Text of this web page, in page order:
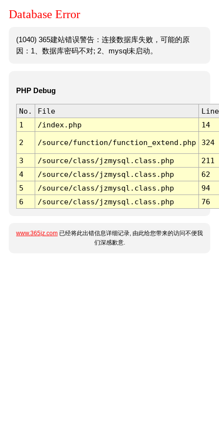
Database Error
(1040) 365建站错误警告：连接数据库失败，可能的原
因：1、数据库密码不对; 2、mysql未启动。
PHP Debug
No. File
Line
1
/index.php 14
2 /source/function/function_extend.php 324
3 /source/class/jzmysql.class.php
211
4
/source/class/jzmysql.class.php
62
5
/source/class/jzmysql.class.php
94
6
/source/class/jzmysql.class.php 76
www.365jz.com 已经将此出错信息详细记录, 由此给您带来的访问不便我
们深感歉意.